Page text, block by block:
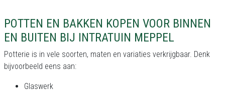
POTTEN EN BAKKEN KOPEN VOOR BINNEN
EN BUITEN BIJ INTRATUIN MEPPEL
Potterie is in vele soorten, maten en variaties verkrijgbaar. Denk
bijvoorbeeld eens aan:
Glaswerk